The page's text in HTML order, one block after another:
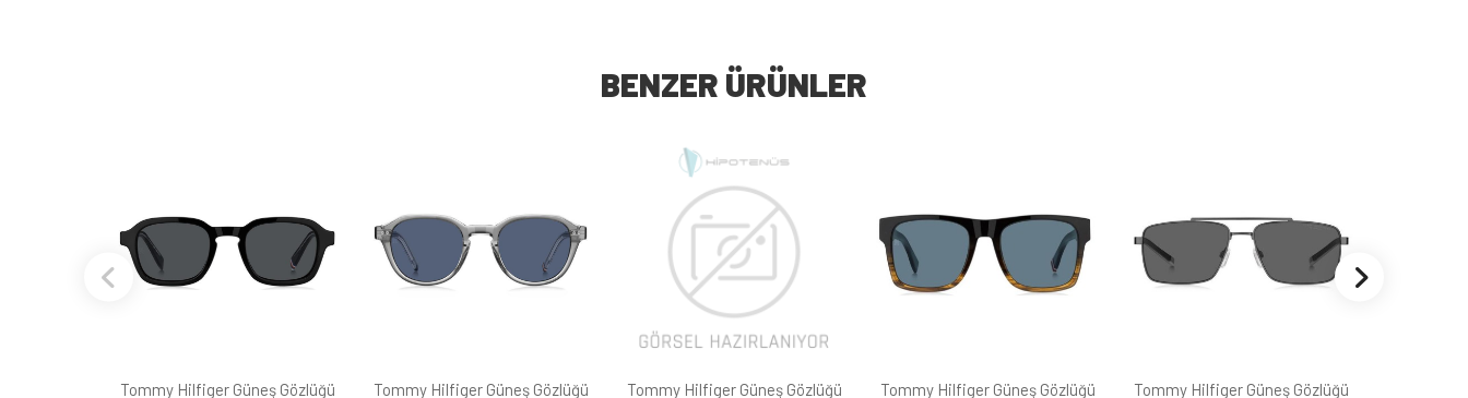
BENZER ÜRÜNLER
Tommy Hilfiger Güneş Gözlüğü Tommy Hilfiger Güneş Gözlüğü Tommy Hilfiger Güneş Gözlüğü Tommy Hilfiger Güneş Gözlüğü Tommy Hilfiger Güneş Gözlüğü